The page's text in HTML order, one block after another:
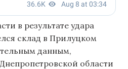
в результате удара
склад в Прилуцком
данным,
области